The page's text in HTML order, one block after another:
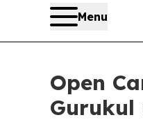
Menu
Open